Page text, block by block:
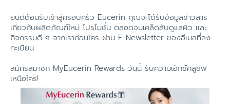
ยินดีต้อนรับเข้าสู่ครอบครัว Eucerin คุณจะได้รับข้อมูลข่าวสาร
เกี่ยวกับผลิตภัณฑ์ใหม่ โปรโมชั่น ตลอดจนเคล็ดลับดูแลผิว และ
กิจกรรมดี ๆ จากเราก่อนใคร ผ่าน E-Newsletter ของอีเมลที่ลง
ทะเบียน
สมัครสมาชิก MyEucerin Rewards วันนี้ รับความเอ็กซ์คลูซีฟ
เหนือใคร!